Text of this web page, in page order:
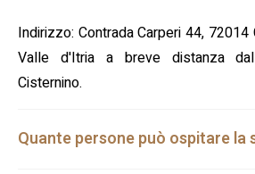
Indirizzo: Contrada Carperi 44, 72014
Valle d'Itria a breve distanza
Cisternino.
Quante persone può ospitare